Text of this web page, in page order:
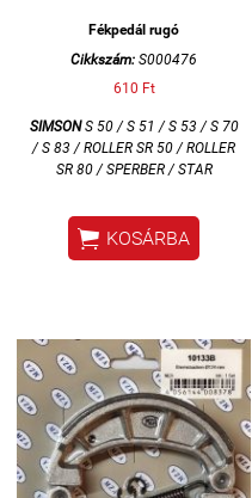
Fékpedál rugó
Cikkszám: S000476
610 Ft
SIMSONS 50 / S 51 / S 53 / S 70
/ S 83 / ROLLER SR 50 / ROLLER
SR 80 / SPERBER / STAR
 KOSÁRBA